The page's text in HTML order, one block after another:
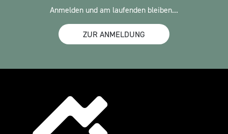
Anmelden und am laufenden bleiben...
ZUR ANMELDUNG